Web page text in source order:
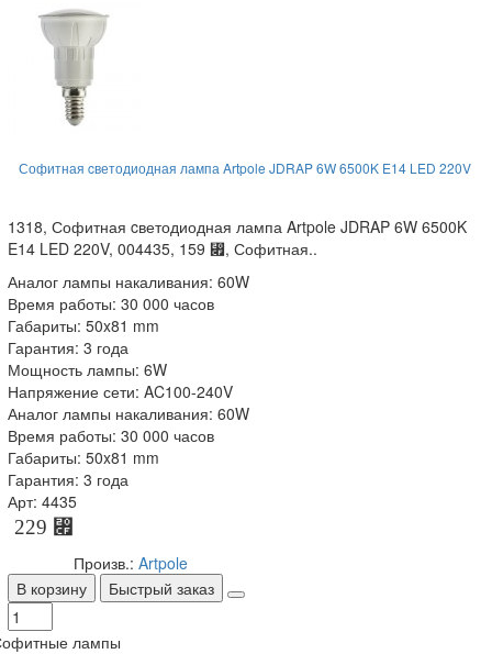
Софитная cветодиодная лампа Artpole JDRAP 6W 6500K E14 LED 220V
1318, Софитная cветодиодная лампа Artpole JDRAP 6W 6500K
E14 LED 220V, 004435, 159 ⃏, Софитная..
Аналог лампы накаливания: 60W
Время работы: 30 000 часов
Габариты: 50x81 mm
Гарантия: 3 года
Мощность лампы: 6W
Напряжение сети: AC100-240V
Аналог лампы накаливания: 60W
Время работы: 30 000 часов
Габариты: 50x81 mm
Гарантия: 3 года
Арт: 4435
229 ⃏
Произв.: Artpole
В корзину
Быстрый заказ
лампы